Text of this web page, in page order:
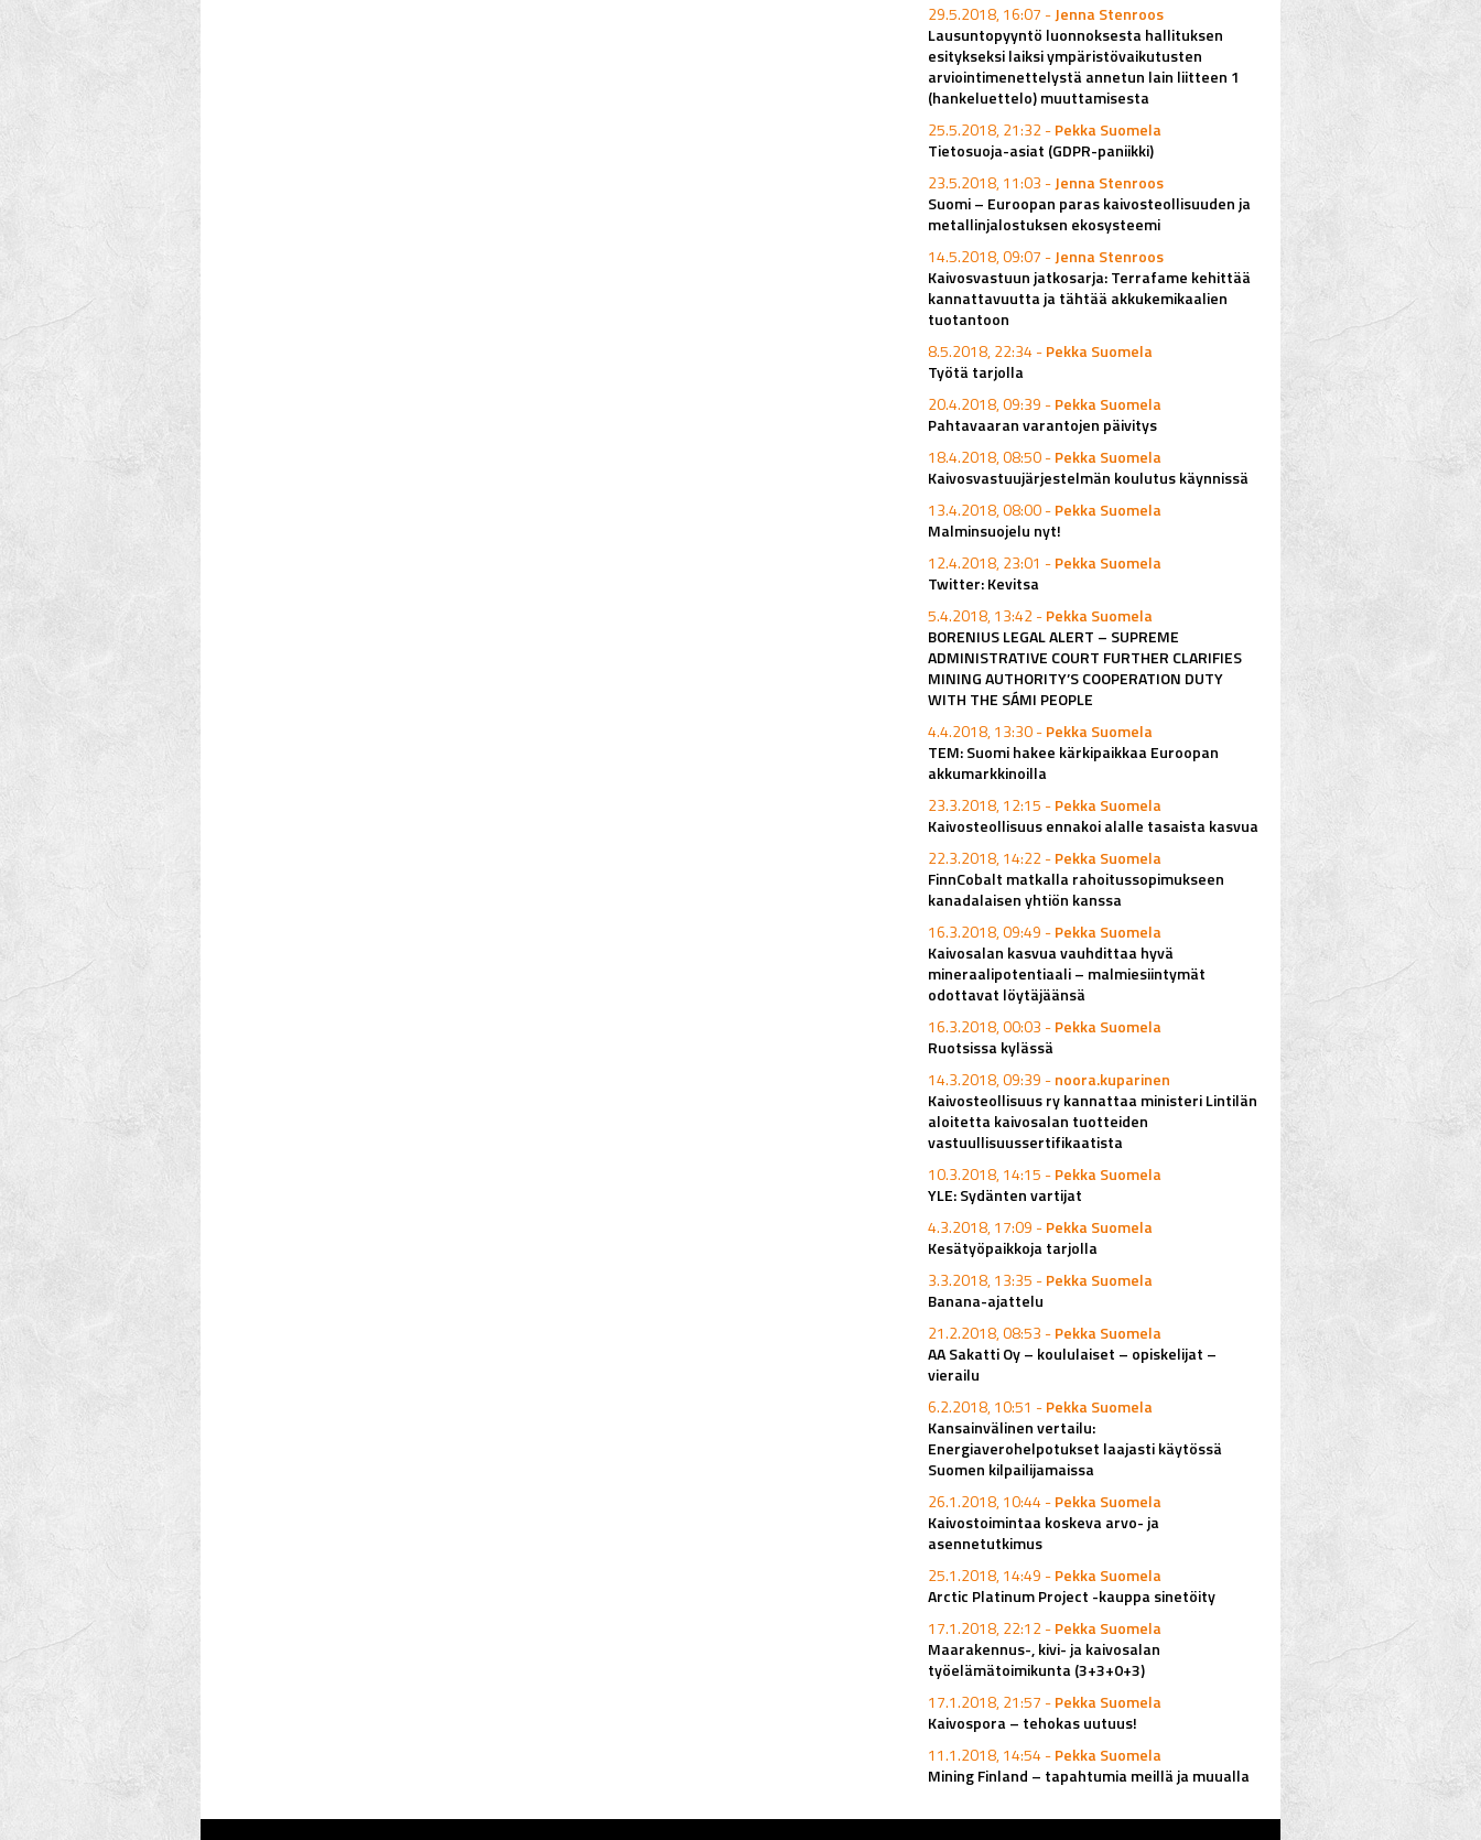
29.5.2018, 16:07 -Jenna Stenroos
Lausuntopyyntö luonnoksesta hallituksen
esitykseksi laiksi ympäristövaikutusten
arviointimenettelystä annetun lain liitteen 1
(hankeluettelo) muuttamisesta
25.5.2018, 21:32 -Pekka Suomela
Tietosuoja-asiat (GDPR-paniikki)
23.5.2018, 11:03 -Jenna Stenroos
Suomi – Euroopan paras kaivosteollisuuden ja
metallinjalostuksen ekosysteemi
14.5.2018, 09:07 -Jenna Stenroos
Kaivosvastuun jatkosarja: Terrafame kehittää
kannattavuutta ja tähtää akkukemikaalien
tuotantoon
8.5.2018, 22:34 -Pekka Suomela
Työtä tarjolla
20.4.2018, 09:39 -Pekka Suomela
Pahtavaaran varantojen päivitys
18.4.2018, 08:50 -Pekka Suomela
Kaivosvastuujärjestelmän koulutus käynnissä
13.4.2018, 08:00 -Pekka Suomela
Malminsuojelu nyt!
12.4.2018, 23:01 -Pekka Suomela
Twitter: Kevitsa
5.4.2018, 13:42 -Pekka Suomela
BORENIUS LEGAL ALERT – SUPREME
ADMINISTRATIVE COURT FURTHER CLARIFIES
MINING AUTHORITY’S COOPERATION DUTY
WITH THE SÁMI PEOPLE
4.4.2018, 13:30 -Pekka Suomela
TEM: Suomi hakee kärkipaikkaa Euroopan
akkumarkkinoilla
23.3.2018, 12:15 -Pekka Suomela
Kaivosteollisuus ennakoi alalle tasaista kasvua
22.3.2018, 14:22 -Pekka Suomela
FinnCobalt matkalla rahoitussopimukseen
kanadalaisen yhtiön kanssa
16.3.2018, 09:49 -Pekka Suomela
Kaivosalan kasvua vauhdittaa hyvä
mineraalipotentiaali – malmiesiintymät
odottavat löytäjäänsä
16.3.2018, 00:03 -Pekka Suomela
Ruotsissa kylässä
14.3.2018, 09:39 -noora.kuparinen
Kaivosteollisuus ry kannattaa ministeri Lintilän
aloitetta kaivosalan tuotteiden
vastuullisuussertifikaatista
10.3.2018, 14:15 -Pekka Suomela
YLE: Sydänten vartijat
4.3.2018, 17:09 -Pekka Suomela
Kesätyöpaikkoja tarjolla
3.3.2018, 13:35 -Pekka Suomela
Banana-ajattelu
21.2.2018, 08:53 -Pekka Suomela
AA Sakatti Oy – koululaiset – opiskelijat –
vierailu
6.2.2018, 10:51 -Pekka Suomela
Kansainvälinen vertailu:
Energiaverohelpotukset laajasti käytössä
Suomen kilpailijamaissa
26.1.2018, 10:44 -Pekka Suomela
Kaivostoimintaa koskeva arvo- ja
asennetutkimus
25.1.2018, 14:49 -Pekka Suomela
Arctic Platinum Project -kauppa sinetöity
17.1.2018, 22:12 -Pekka Suomela
Maarakennus-, kivi- ja kaivosalan
työelämätoimikunta (3+3+0+3)
17.1.2018, 21:57 -Pekka Suomela
Kaivospora – tehokas uutuus!
11.1.2018, 14:54 -Pekka Suomela
Mining Finland – tapahtumia meillä ja muualla